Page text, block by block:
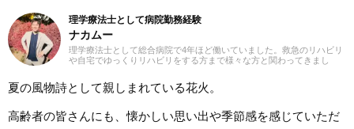
理学療法士として病院勤務経験
ナカムー
理学療法士として総合病院で4年ほど働いていました。救急のリハビリ
や自宅でゆっくりリハビリをする方まで様々な方と関わってきまし
しいです！よろしくお願いします。
夏の風物詩として親しまれている花火。
高齢者の皆さんにも、懐かしい思い出や季節感を感じていただ